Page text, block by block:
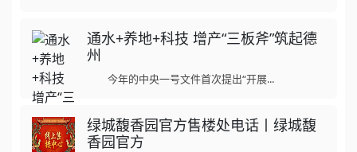
通水+养地+科技 增产“三板斧”筑起德
州
今年的中央一号文件首次提出“开展...
绿城馥香园官方售楼处电话丨绿城馥
香园官方